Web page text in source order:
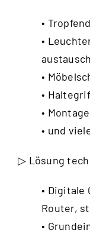
•
•
•
•
•
• und
▷ Lösung
• Digitale
Router,
•